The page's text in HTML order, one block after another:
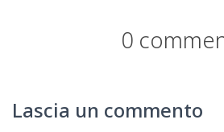
0
Lascia un commento